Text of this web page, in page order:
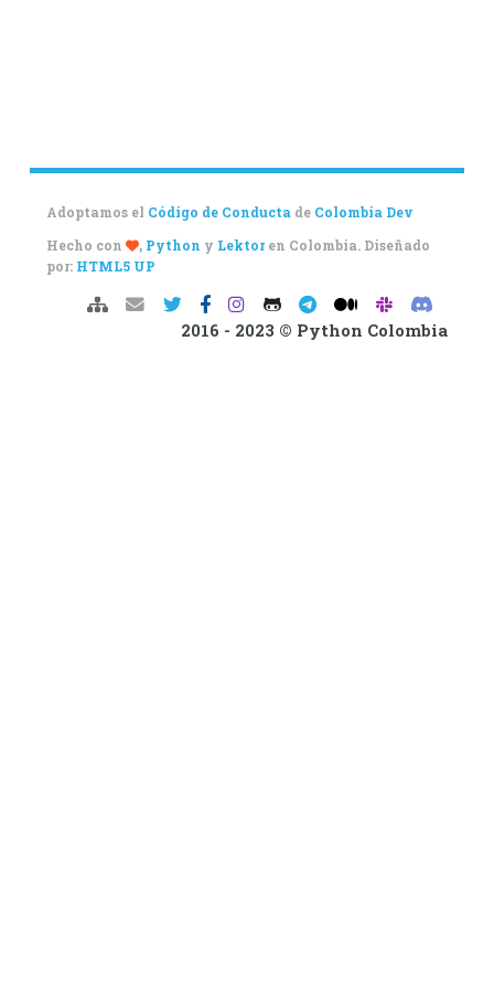
Adoptamos el Código de Conductade Colombia Dev
Hecho con
, Python y Lektoren Colombia. Diseñado
por: HTML5 UP
2016 - 2023 © Python Colombia